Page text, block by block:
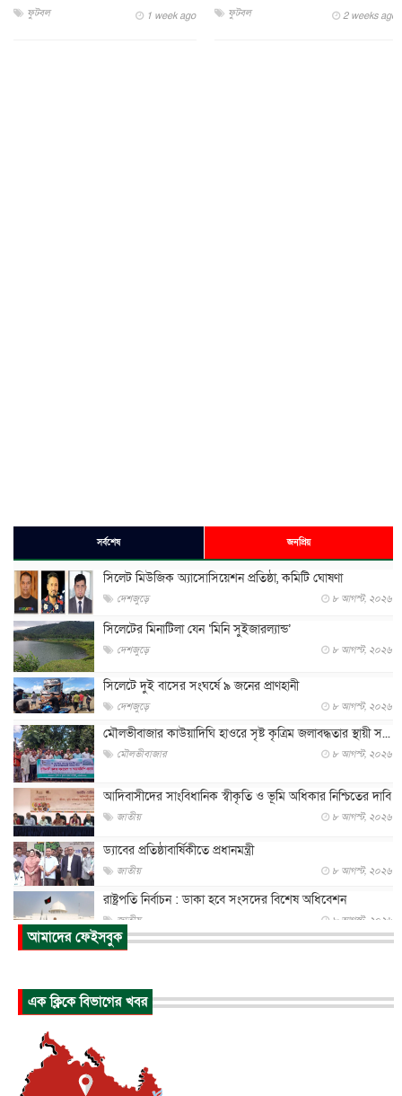
ফুটবল 1 week ago ফুটবল 2 weeks ago
সর্বশেষ জনপ্রিয়
সিলেট মিউজিক অ্যাসোসিয়েশন প্রতিষ্ঠা, কমিটি ঘোষণা
দেশজুড়ে ৮ আগস্ট, ২০২৬
সিলেটের মিনাটিলা যেন ‘মিনি সুইজারল্যান্ড’
দেশজুড়ে ৮ আগস্ট, ২০২৬
সিলেটে দুই বাসের সংঘর্ষে ৯ জনের প্রাণহানী
দেশজুড়ে ৮ আগস্ট, ২০২৬
মৌলভীবাজার কাউয়াদিঘি হাওরে সৃষ্ট কৃত্রিম জলাবদ্ধতার স্থায়ী স...
মৌলভীবাজার ৮ আগস্ট, ২০২৬
আদিবাসীদের সাংবিধানিক স্বীকৃতি ও ভূমি অধিকার নিশ্চিতের দাবি
জাতীয় ৮ আগস্ট, ২০২৬
ড্যাবের প্রতিষ্ঠাবার্ষিকীতে প্রধানমন্ত্রী
জাতীয় ৮ আগস্ট, ২০২৬
রাষ্ট্রপতি নির্বাচন : ডাকা হবে সংসদের বিশেষ অধিবেশন
জাতীয় ৮ আগস্ট, ২০২৬
প্রধানমন্ত্রীর সঙ্গে সাক্ষাতে খুদে শিল্পী অনুশ্রী রায়ের স্বপ...
পাকিস্তান-তুরস্কের সঙ্গে প্রতিরক্ষা চুক্তি সৌদি আরবকে কতটা ন...
যুক্তরাজ্যে গ্রুমিং কেলেঙ্কারি : পাকিস্তানির অপরাধে অস্বস্তি...
আন্তর্জাতিক
আমাদের ফেইসবুক
এক ক্লিকে বিভাগের খবর